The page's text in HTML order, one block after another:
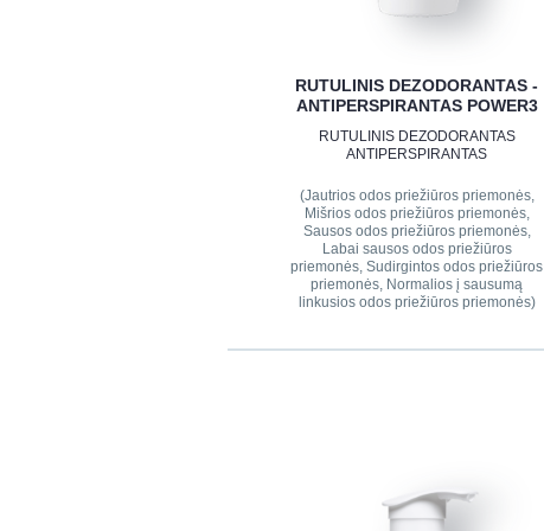
RUTULINIS DEZODORANTAS -
ANTIPERSPIRANTAS POWER3
RUTULINIS DEZODORANTAS
ANTIPERSPIRANTAS
(Jautrios odos priežiūros priemonės,
Mišrios odos priežiūros priemonės,
Sausos odos priežiūros priemonės,
Labai sausos odos priežiūros
priemonės, Sudirgintos odos priežiūros
priemonės, Normalios į sausumą
linkusios odos priežiūros priemonės)